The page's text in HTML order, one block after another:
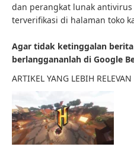
dan perangkat lunak
terverifikasi di halaman toko
Agar tidak ketinggalan
berlanggananlah di Google
ARTIKEL YANG LEBIH RELEVAN